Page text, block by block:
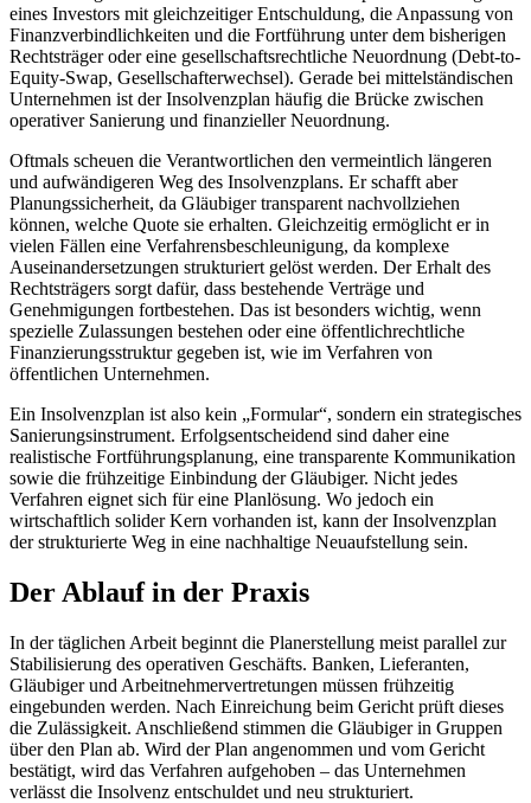
eines Investors mit gleichzeitiger Entschuldung, die Anpassung von
Finanzverbindlichkeiten und die Fortführung unter dem bisherigen
Rechtsträger oder eine gesellschaftsrechtliche Neuordnung (Debt-to-
Equity-Swap, Gesellschafterwechsel). Gerade bei mittelständischen
Unternehmen ist der Insolvenzplan häufig die Brücke zwischen
operativer Sanierung und finanzieller Neuordnung.
Oftmals scheuen die Verantwortlichen den vermeintlich längeren
und aufwändigeren Weg des Insolvenzplans. Er schafft aber
Planungssicherheit, da Gläubiger transparent nachvollziehen
können, welche Quote sie erhalten. Gleichzeitig ermöglicht er in
vielen Fällen eine Verfahrensbeschleunigung, da komplexe
Auseinandersetzungen strukturiert gelöst werden. Der Erhalt des
Rechtsträgers sorgt dafür, dass bestehende Verträge und
Genehmigungen fortbestehen. Das ist besonders wichtig, wenn
spezielle Zulassungen bestehen oder eine öffentlichrechtliche
Finanzierungsstruktur gegeben ist, wie im Verfahren von
öffentlichen Unternehmen.
Ein Insolvenzplan ist also kein „Formular“, sondern ein strategisches
Sanierungsinstrument. Erfolgsentscheidend sind daher eine
realistische Fortführungsplanung, eine transparente Kommunikation
sowie die frühzeitige Einbindung der Gläubiger. Nicht jedes
Verfahren eignet sich für eine Planlösung. Wo jedoch ein
wirtschaftlich solider Kern vorhanden ist, kann der Insolvenzplan
der strukturierte Weg in eine nachhaltige Neuaufstellung sein.
Der Ablauf in der Praxis
In der täglichen Arbeit beginnt die Planerstellung meist parallel zur
Stabilisierung des operativen Geschäfts. Banken, Lieferanten,
Gläubiger und Arbeitnehmervertretungen müssen frühzeitig
eingebunden werden. Nach Einreichung beim Gericht prüft dieses
die Zulässigkeit. Anschließend stimmen die Gläubiger in Gruppen
über den Plan ab. Wird der Plan angenommen und vom Gericht
bestätigt, wird das Verfahren aufgehoben – das Unternehmen
verlässt die Insolvenz entschuldet und neu strukturiert.